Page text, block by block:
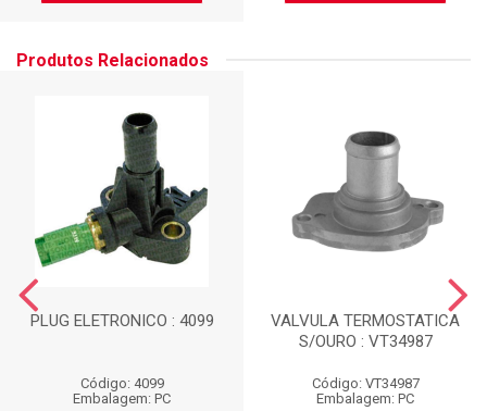
Produtos Relacionados
PLUG ELETRONICO : 4099
Código: 4099
Embalagem: PC
VALVULA TERMOSTATICA
S/OURO : VT34987
Código: VT34987
Embalagem: PC